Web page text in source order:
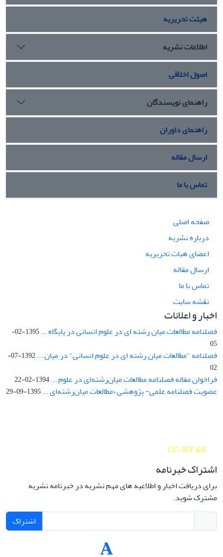
هیئت تحریریه
اطلاعات نشریه
اصول اخلاقی
راهنمای نویسندگان
راهنمای داوران
ارسال مقاله
تماس با ما
صفحه اصلی
درباره نشریه
اعضای هیات تحریریه
ارسال مقاله
تماس با ما
نقشه سایت
اخبار و اعلانات
فصلنامه مطالعات میان رشته ای در علوم انسانی در پایگاه ...
1395-02-
05
فصلنامه "مطالعات میان رشته ای در علوم انسانی" در میان ...
1392-07-
02
فراخوان مقاله فصلنامه مطالعات میان‌رشته‌ای در علوم ...1394-02-22
عضویت فصلنامه علمی- پژوهشی «مطالعات میان‌رشته‌ای ...1395-09-29
CC-BY 4.0
اشتراک خبرنامه
برای دریافت اخبار و اطلاعیه های مهم نشریه در خبرنامه نشریه
مشترک شوید.
اشتراک